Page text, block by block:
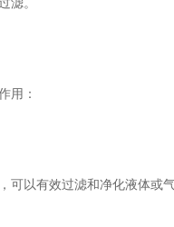
滤。
用：
以有效过滤和净化液体或